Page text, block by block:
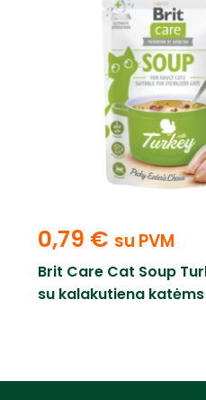
0,79 € su PVM
Brit Care Cat Soup
su kalakutiena